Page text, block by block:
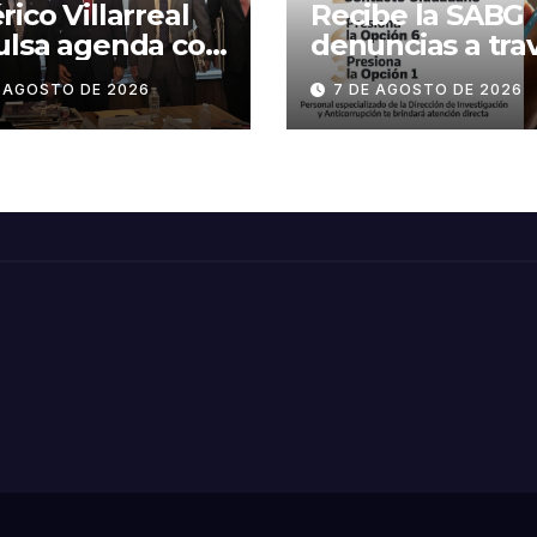
Villarreal
agenda con
y
para
la
AGOSTO DE 2026
Recibe la SABG
denuncias a
de la estrategia
digital
te conecta»
7 DE AGOSTO DE 2026